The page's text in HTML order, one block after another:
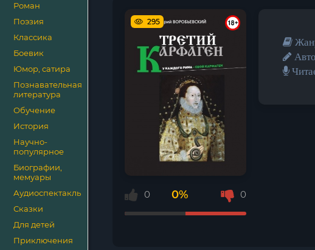
Роман
Поэзия
Классика
Боевик
Юмор, сатира
Познавательная
литература
Обучение
История
Научно-
популярное
Биографии,
мемуары
Аудиоспектакль
Сказки
Для детей
Приключения
295
0 0% 0